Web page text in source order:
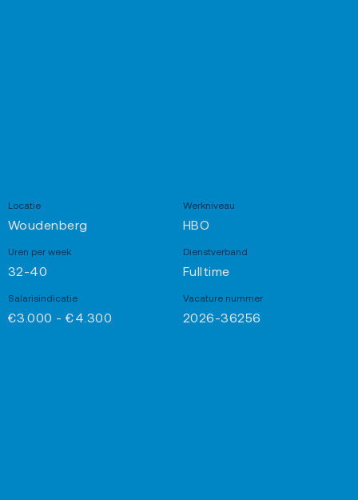
Locatie
Woudenberg
Werkniveau
HBO
Uren per week
32-40
Dienstverband
Fulltime
Salarisindicatie
€3.000 - €4.300
Vacature nummer
2026-36256